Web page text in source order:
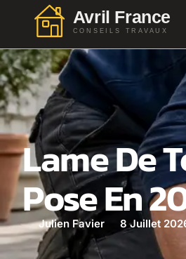
Lame De
Pose En
Julien Favier 8 Juillet